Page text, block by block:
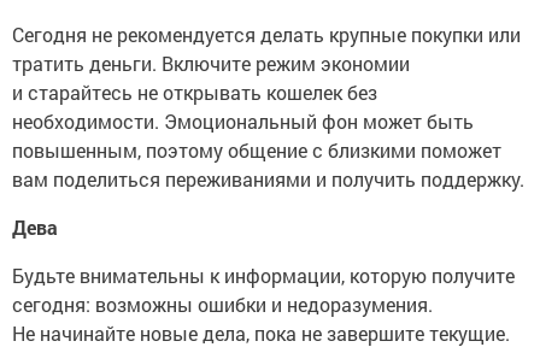
Сегодня не рекомендуется делать крупные покупки или
тратить деньги. Включите режим экономии
и старайтесь не открывать кошелек без
необходимости. Эмоциональный фон может быть
повышенным, поэтому общение с близкими поможет
вам поделиться переживаниями и получить поддержку.
Дева
Будьте внимательны к информации, которую получите
сегодня: возможны ошибки и недоразумения.
Не начинайте новые дела, пока не завершите текущие.